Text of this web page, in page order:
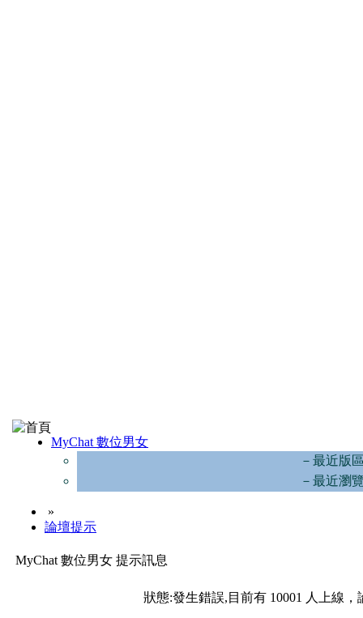
MyChat 數位男女
－最近版
－最近瀏
»
論壇提示
MyChat 數位男女 提示訊息
狀態:發生錯誤,目前有 10001 人上線